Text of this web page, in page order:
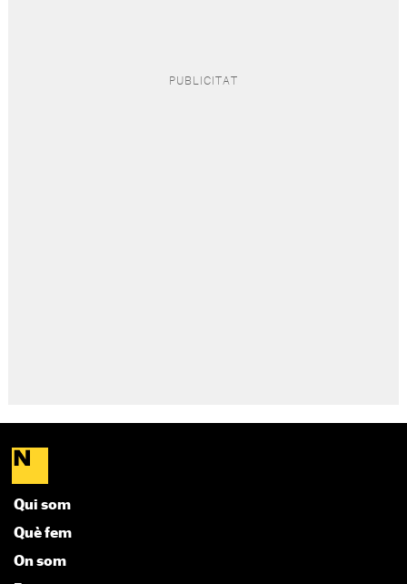
Qui som
Què fem
On som